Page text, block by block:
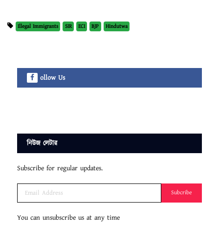
Illegal Immigrants SIR ECI BJP Hindutwa
ollow Us
নিউজ লেটার
Subscribe for regular updates.
Subcribe
You can unsubscribe us at any time